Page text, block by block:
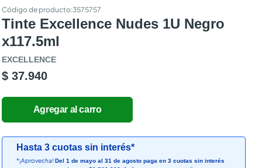
:3575757
Tinte Excellence Nudes 1U Negro
x117.5ml
EXCELLENCE
$ 37.940
Hasta 3 cuotas sin interés*
*¡Aprovecha!Del 1 de mayo al 31 de agosto paga en 3 cuotas sin interés